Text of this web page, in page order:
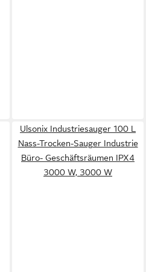
Ulsonix Industriesauger 100 L
Nass-Trocken-Sauger Industrie
Büro- Geschäftsräumen IPX4
3000 W, 3000 W